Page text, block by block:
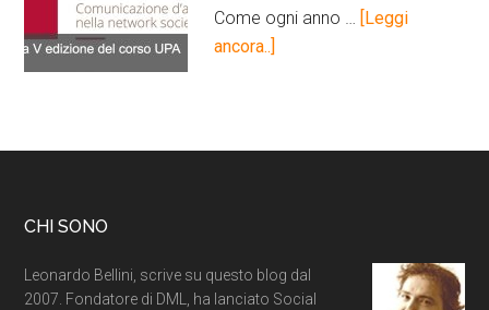
Come ogni anno …
[Leggi
ancora..]
CHI SONO
Leonardo Bellini, scrive su questo blog dal
2007. Fondatore di DML, ha lanciato Social